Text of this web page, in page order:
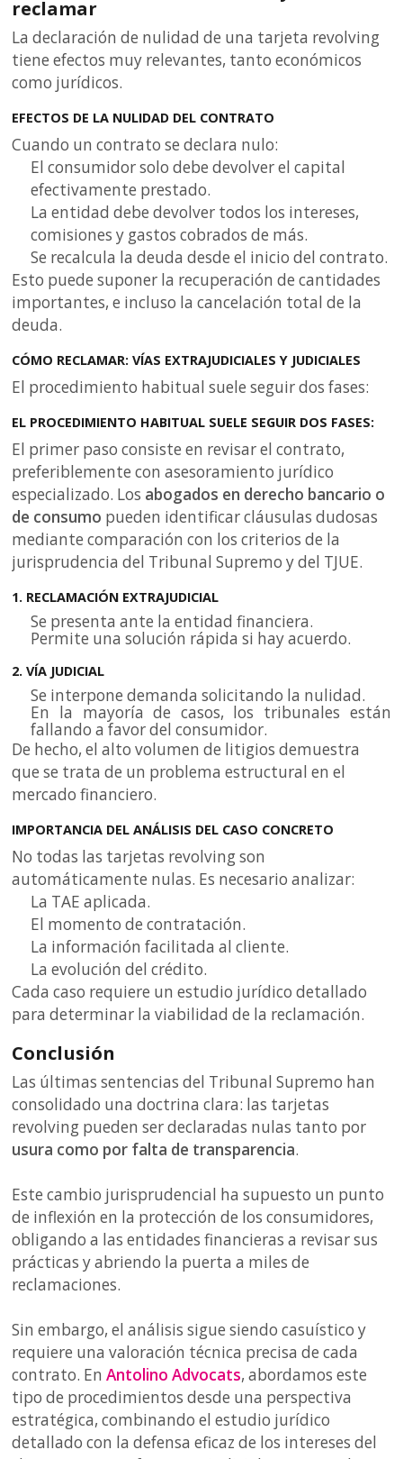
reclamar
La declaración de nulidad de una tarjeta revolving
tiene efectos muy relevantes, tanto económicos
como jurídicos.
EFECTOS DE LA NULIDAD DEL CONTRATO
Cuando un contrato se declara nulo:
El consumidor solo debe devolver el capital
efectivamente prestado.
La entidad debe devolver todos los intereses,
comisiones y gastos cobrados de más.
Se recalcula la deuda desde el inicio del contrato.
Esto puede suponer la recuperación de cantidades
importantes, e incluso la cancelación total de la
deuda.
CÓMO RECLAMAR: VÍAS EXTRAJUDICIALES Y JUDICIALES
El procedimiento habitual suele seguir dos fases:
EL PROCEDIMIENTO HABITUAL SUELE SEGUIR DOS FASES:
El primer paso consiste en revisar el contrato,
preferiblemente con asesoramiento jurídico
especializado. Los abogados en derecho bancario o
de consumo pueden identificar cláusulas dudosas
mediante comparación con los criterios de la
jurisprudencia del Tribunal Supremo y del TJUE.
1. RECLAMACIÓN EXTRAJUDICIAL
Se presenta ante la entidad financiera.
Permite una solución rápida si hay acuerdo.
2. VÍA JUDICIAL
Se interpone demanda solicitando la nulidad.
En la mayoría de casos, los tribunales están
fallando a favor del consumidor.
De hecho, el alto volumen de litigios demuestra
que se trata de un problema estructural en el
mercado financiero.
IMPORTANCIA DEL ANÁLISIS DEL CASO CONCRETO
No todas las tarjetas revolving son
automáticamente nulas. Es necesario analizar:
La TAE aplicada.
El momento de contratación.
La información facilitada al cliente.
La evolución del crédito.
Cada caso requiere un estudio jurídico detallado
para determinar la viabilidad de la reclamación.
Conclusión
Las últimas sentencias del Tribunal Supremo han
consolidado una doctrina clara: las tarjetas
revolving pueden ser declaradas nulas tanto por
usura como por falta de transparencia.
Este cambio jurisprudencial ha supuesto un punto
de inflexión en la protección de los consumidores,
obligando a las entidades financieras a revisar sus
prácticas y abriendo la puerta a miles de
reclamaciones.
Sin embargo, el análisis sigue siendo casuístico y
requiere una valoración técnica precisa de cada
contrato. EnAntolino Advocats, abordamos este
tipo de procedimientos desde una perspectiva
estratégica, combinando el estudio jurídico
detallado con la defensa eficaz de los intereses del